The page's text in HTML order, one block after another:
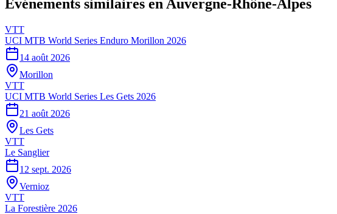
Événements similaires en Auvergne-Rhône-Alpes
VTT
UCI MTB World Series Enduro Morillon 2026
14 août 2026
Morillon
VTT
UCI MTB World Series Les Gets 2026
21 août 2026
Les Gets
VTT
Le Sanglier
12 sept. 2026
Vernioz
VTT
La Forestière 2026